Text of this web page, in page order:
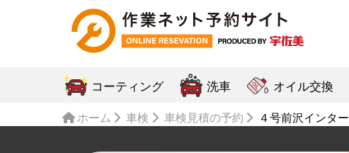
コーティング 洗車 オイル交換
ホーム 車検 車検見積の予約 ４号前沢インタ